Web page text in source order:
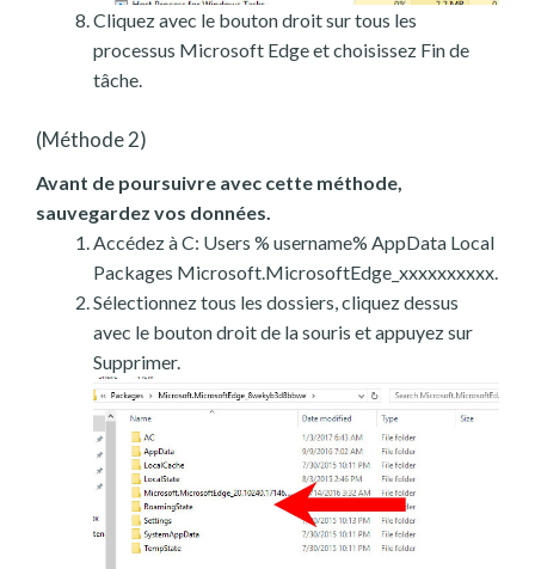
Cliquez avec le bouton droit sur tous les
processus Microsoft Edge et choisissez Fin de
tâche.
(Méthode 2)
Avant de poursuivre avec cette méthode,
sauvegardez vos données.
Accédez à C: Users % username% AppData Local
Packages Microsoft.MicrosoftEdge_xxxxxxxxxx.
Sélectionnez tous les dossiers, cliquez dessus
avec le bouton droit de la souris et appuyez sur
Supprimer.